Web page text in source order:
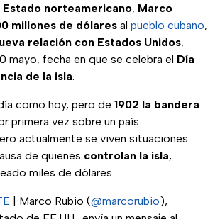
norteamericano, Marco
millones de dólares al pueblo cubano,
relación con Estados Unidos,
mayo, fecha en que se celebra el Día
de la isla.
como hoy, pero de 1902 la bandera
primera vez sobre un país
actualmente se viven situaciones
de quienes controlan la isla,
miles de dólares.
| Marco Rubio (@marcorubio),